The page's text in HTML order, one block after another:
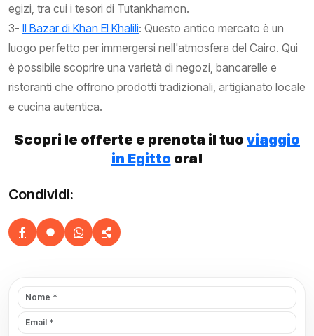
egizi, tra cui i tesori di Tutankhamon.
3- Il Bazar di Khan El Khalili: Questo antico mercato è un
luogo perfetto per immergersi nell'atmosfera del Cairo. Qui
è possibile scoprire una varietà di negozi, bancarelle e
ristoranti che offrono prodotti tradizionali, artigianato locale
e cucina autentica.
Scopri le offerte e prenota il tuo viaggio
in Egitto ora!
Condividi: